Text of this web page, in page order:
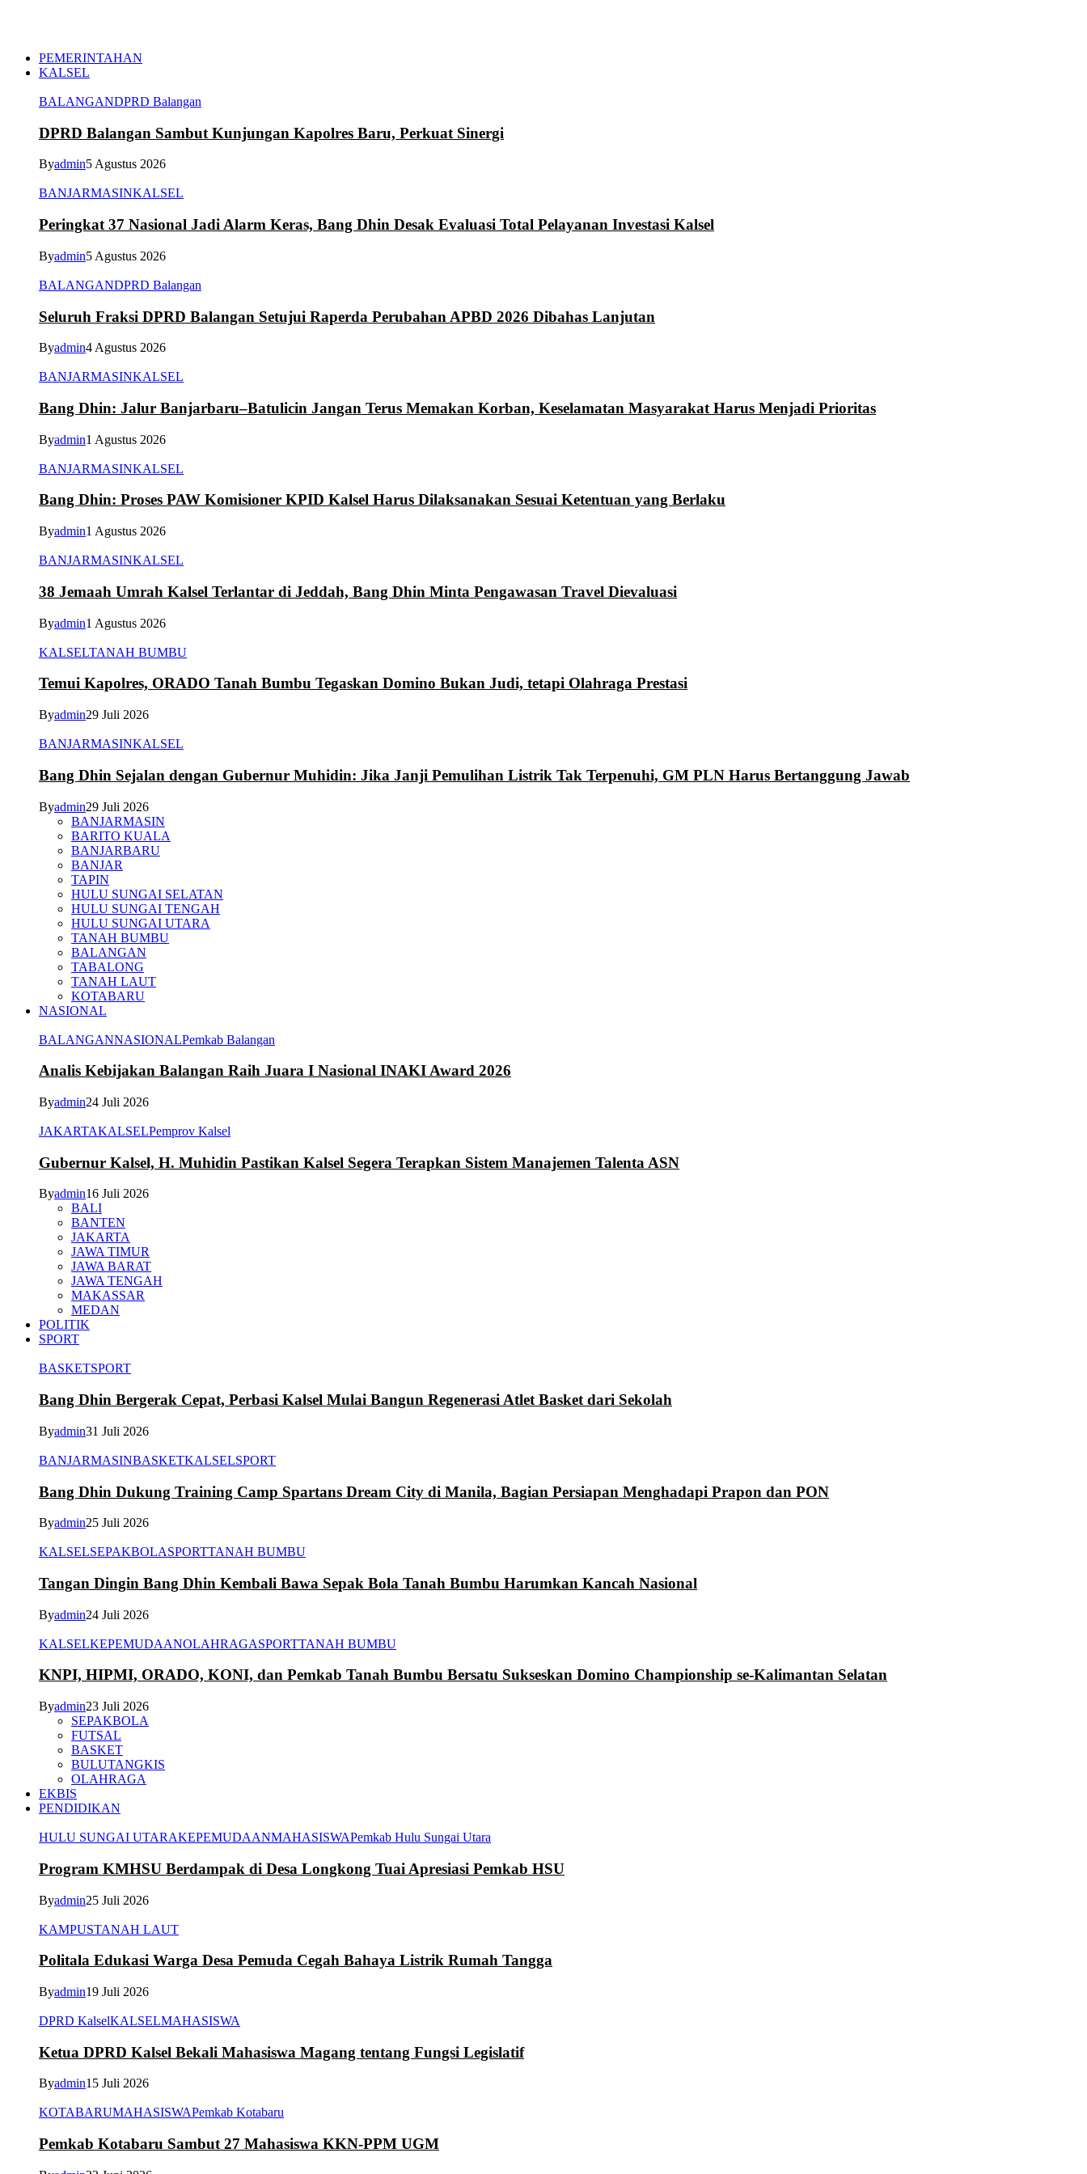
PEMERINTAHAN
KALSEL
BALANGANDPRD Balangan
DPRD Balangan Sambut Kunjungan Kapolres Baru, Perkuat Sinergi
Byadmin5 Agustus 2026
BANJARMASINKALSEL
Peringkat 37 Nasional Jadi Alarm Keras, Bang Dhin Desak Evaluasi Total Pelayanan Investasi Kalsel
Byadmin5 Agustus 2026
BALANGANDPRD Balangan
Seluruh Fraksi DPRD Balangan Setujui Raperda Perubahan APBD 2026 Dibahas Lanjutan
Byadmin4 Agustus 2026
BANJARMASINKALSEL
Bang Dhin: Jalur Banjarbaru–Batulicin Jangan Terus Memakan Korban, Keselamatan Masyarakat Harus Menjadi Prioritas
Byadmin1 Agustus 2026
BANJARMASINKALSEL
Bang Dhin: Proses PAW Komisioner KPID Kalsel Harus Dilaksanakan Sesuai Ketentuan yang Berlaku
Byadmin1 Agustus 2026
BANJARMASINKALSEL
38 Jemaah Umrah Kalsel Terlantar di Jeddah, Bang Dhin Minta Pengawasan Travel Dievaluasi
Byadmin1 Agustus 2026
KALSELTANAH BUMBU
Temui Kapolres, ORADO Tanah Bumbu Tegaskan Domino Bukan Judi, tetapi Olahraga Prestasi
Byadmin29 Juli 2026
BANJARMASINKALSEL
Bang Dhin Sejalan dengan Gubernur Muhidin: Jika Janji Pemulihan Listrik Tak Terpenuhi, GM PLN Harus Bertanggung Jawab
Byadmin29 Juli 2026
BANJARMASIN
BARITO KUALA
BANJARBARU
BANJAR
TAPIN
HULU SUNGAI SELATAN
HULU SUNGAI TENGAH
HULU SUNGAI UTARA
TANAH BUMBU
BALANGAN
TABALONG
TANAH LAUT
KOTABARU
NASIONAL
BALANGANNASIONALPemkab Balangan
Analis Kebijakan Balangan Raih Juara I Nasional INAKI Award 2026
Byadmin24 Juli 2026
JAKARTAKALSELPemprov Kalsel
Gubernur Kalsel, H. Muhidin Pastikan Kalsel Segera Terapkan Sistem Manajemen Talenta ASN
Byadmin16 Juli 2026
BALI
BANTEN
JAKARTA
JAWA TIMUR
JAWA BARAT
JAWA TENGAH
MAKASSAR
MEDAN
POLITIK
SPORT
BASKETSPORT
Bang Dhin Bergerak Cepat, Perbasi Kalsel Mulai Bangun Regenerasi Atlet Basket dari Sekolah
Byadmin31 Juli 2026
BANJARMASINBASKETKALSELSPORT
Bang Dhin Dukung Training Camp Spartans Dream City di Manila, Bagian Persiapan Menghadapi Prapon dan PON
Byadmin25 Juli 2026
KALSELSEPAKBOLASPORTTANAH BUMBU
Tangan Dingin Bang Dhin Kembali Bawa Sepak Bola Tanah Bumbu Harumkan Kancah Nasional
Byadmin24 Juli 2026
KALSELKEPEMUDAANOLAHRAGASPORTTANAH BUMBU
KNPI, HIPMI, ORADO, KONI, dan Pemkab Tanah Bumbu Bersatu Sukseskan Domino Championship se-Kalimantan Selatan
Byadmin23 Juli 2026
SEPAKBOLA
FUTSAL
BASKET
BULUTANGKIS
OLAHRAGA
EKBIS
PENDIDIKAN
HULU SUNGAI UTARAKEPEMUDAANMAHASISWAPemkab Hulu Sungai Utara
Program KMHSU Berdampak di Desa Longkong Tuai Apresiasi Pemkab HSU
Byadmin25 Juli 2026
KAMPUSTANAH LAUT
Politala Edukasi Warga Desa Pemuda Cegah Bahaya Listrik Rumah Tangga
Byadmin19 Juli 2026
DPRD KalselKALSELMAHASISWA
Ketua DPRD Kalsel Bekali Mahasiswa Magang tentang Fungsi Legislatif
Byadmin15 Juli 2026
KOTABARUMAHASISWAPemkab Kotabaru
Pemkab Kotabaru Sambut 27 Mahasiswa KKN-PPM UGM